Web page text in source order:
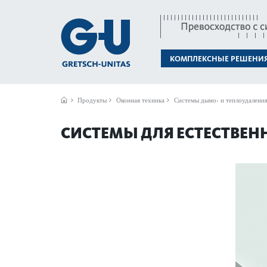
КОМПЛЕКСНЫЕ
Продукты Оконная техника Системы дымо- и теплоудаления
СИСТЕМЫ ДЛЯ